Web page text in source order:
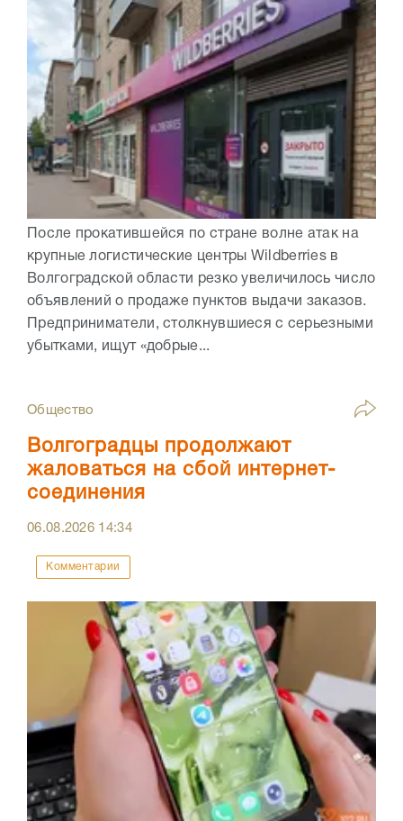
После прокатившейся по стране волне атак на
крупные логистические центры Wildberries в
Волгоградской области резко увеличилось число
объявлений о продаже пунктов выдачи заказов.
Предприниматели, столкнувшиеся с серьезными
убытками, ищут «добрые...
Общество
Волгоградцы продолжают
жаловаться на сбой интернет-
соединения
06.08.2026 14:34
Комментарии